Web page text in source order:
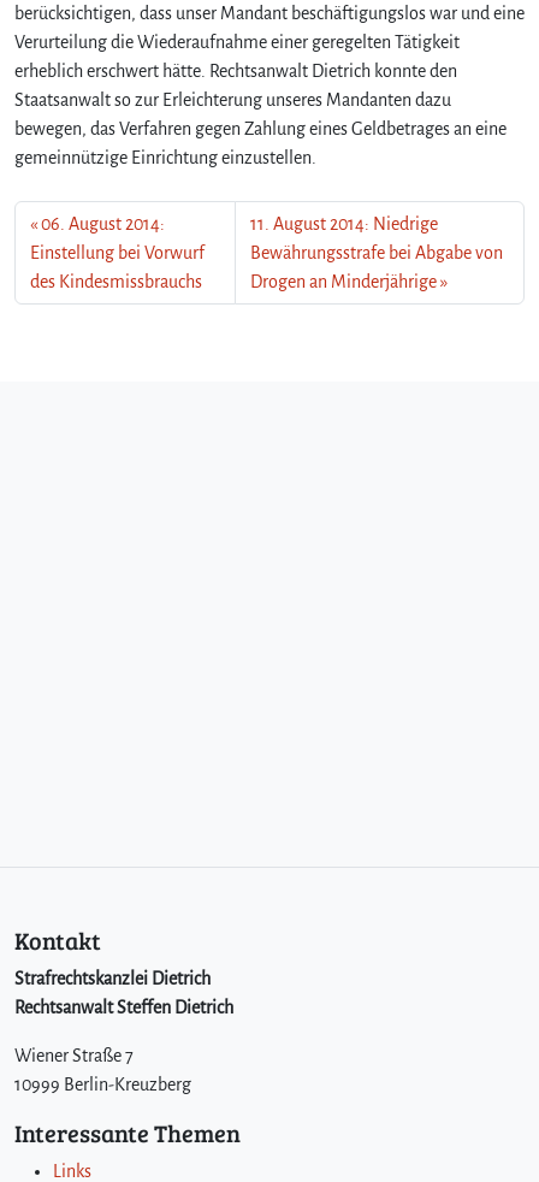
berücksichtigen, dass unser Mandant beschäftigungslos war und eine
Verurteilung die Wiederaufnahme einer geregelten Tätigkeit
erheblich erschwert hätte. Rechtsanwalt Dietrich konnte den
Staatsanwalt so zur Erleichterung unseres Mandanten dazu
bewegen, das Verfahren gegen Zahlung eines Geldbetrages an eine
gemeinnützige Einrichtung einzustellen.
06. August 2014:
Einstellung bei Vorwurf
des Kindesmissbrauchs
11. August 2014: Niedrige
Bewährungsstrafe bei Abgabe von
Drogen an Minderjährige
Kontakt
Strafrechtskanzlei Dietrich
Rechtsanwalt Steffen Dietrich
Wiener Straße 7
10999 Berlin-Kreuzberg
Interessante Themen
Links